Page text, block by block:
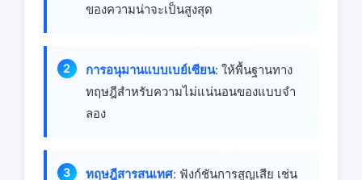
ของความน่าจะเป็นสูงสุด
การอนุมานแบบเบย์เซียน: ให้พื้นฐานทาง
ทฤษฎีสําหรับความไม่แน่นอนของแบบจํา
ลอง
ทฤษฎีสารสนเทศ: ฟังก์ชันการสูญเสีย เช่น